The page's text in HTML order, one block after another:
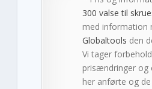
300 valse til
med information
Globaltools den
Vi tager
prisændringer og
her anførte og